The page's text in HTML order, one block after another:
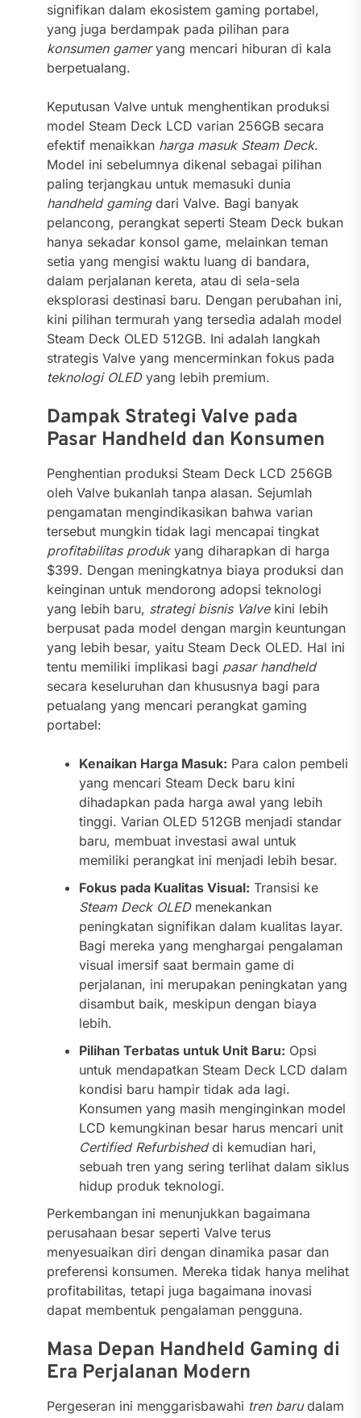
signifikan dalam ekosistem gaming portabel,
yang juga berdampak pada pilihan para
konsumen gameryang mencari hiburan di kala
berpetualang.
Keputusan Valve untuk menghentikan produksi
model Steam Deck LCD varian 256GB secara
efektif menaikkan harga masuk Steam Deck.
Model ini sebelumnya dikenal sebagai pilihan
paling terjangkau untuk memasuki dunia
handheld gamingdari Valve. Bagi banyak
pelancong, perangkat seperti Steam Deck bukan
hanya sekadar konsol game, melainkan teman
setia yang mengisi waktu luang di bandara,
dalam perjalanan kereta, atau di sela-sela
eksplorasi destinasi baru. Dengan perubahan ini,
kini pilihan termurah yang tersedia adalah model
Steam Deck OLED 512GB. Ini adalah langkah
strategis Valve yang mencerminkan fokus pada
teknologi OLEDyang lebih premium.
Dampak Strategi Valve pada
Pasar Handheld dan Konsumen
Penghentian produksi Steam Deck LCD 256GB
oleh Valve bukanlah tanpa alasan. Sejumlah
pengamatan mengindikasikan bahwa varian
tersebut mungkin tidak lagi mencapai tingkat
profitabilitas produkyang diharapkan di harga
$399. Dengan meningkatnya biaya produksi dan
keinginan untuk mendorong adopsi teknologi
yang lebih baru, strategi bisnis Valvekini lebih
berpusat pada model dengan margin keuntungan
yang lebih besar, yaitu Steam Deck OLED. Hal ini
tentu memiliki implikasi bagi pasar handheld
secara keseluruhan dan khususnya bagi para
petualang yang mencari perangkat gaming
portabel:
Kenaikan Harga Masuk: Para calon pembeli
yang mencari Steam Deck baru kini
dihadapkan pada harga awal yang lebih
tinggi. Varian OLED 512GB menjadi standar
baru, membuat investasi awal untuk
memiliki perangkat ini menjadi lebih besar.
Fokus pada Kualitas Visual: Transisi ke
Steam Deck OLEDmenekankan
peningkatan signifikan dalam kualitas layar.
Bagi mereka yang menghargai pengalaman
visual imersif saat bermain game di
perjalanan, ini merupakan peningkatan yang
disambut baik, meskipun dengan biaya
lebih.
Pilihan Terbatas untuk Unit Baru: Opsi
untuk mendapatkan Steam Deck LCD dalam
kondisi baru hampir tidak ada lagi.
Konsumen yang masih menginginkan model
LCD kemungkinan besar harus mencari unit
Certified Refurbisheddi kemudian hari,
sebuah tren yang sering terlihat dalam siklus
hidup produk teknologi.
Perkembangan ini menunjukkan bagaimana
perusahaan besar seperti Valve terus
menyesuaikan diri dengan dinamika pasar dan
preferensi konsumen. Mereka tidak hanya melihat
profitabilitas, tetapi juga bagaimana inovasi
dapat membentuk pengalaman pengguna.
Masa Depan Handheld Gaming di
Era Perjalanan Modern
Pergeseran ini menggarisbawahi tren barudalam